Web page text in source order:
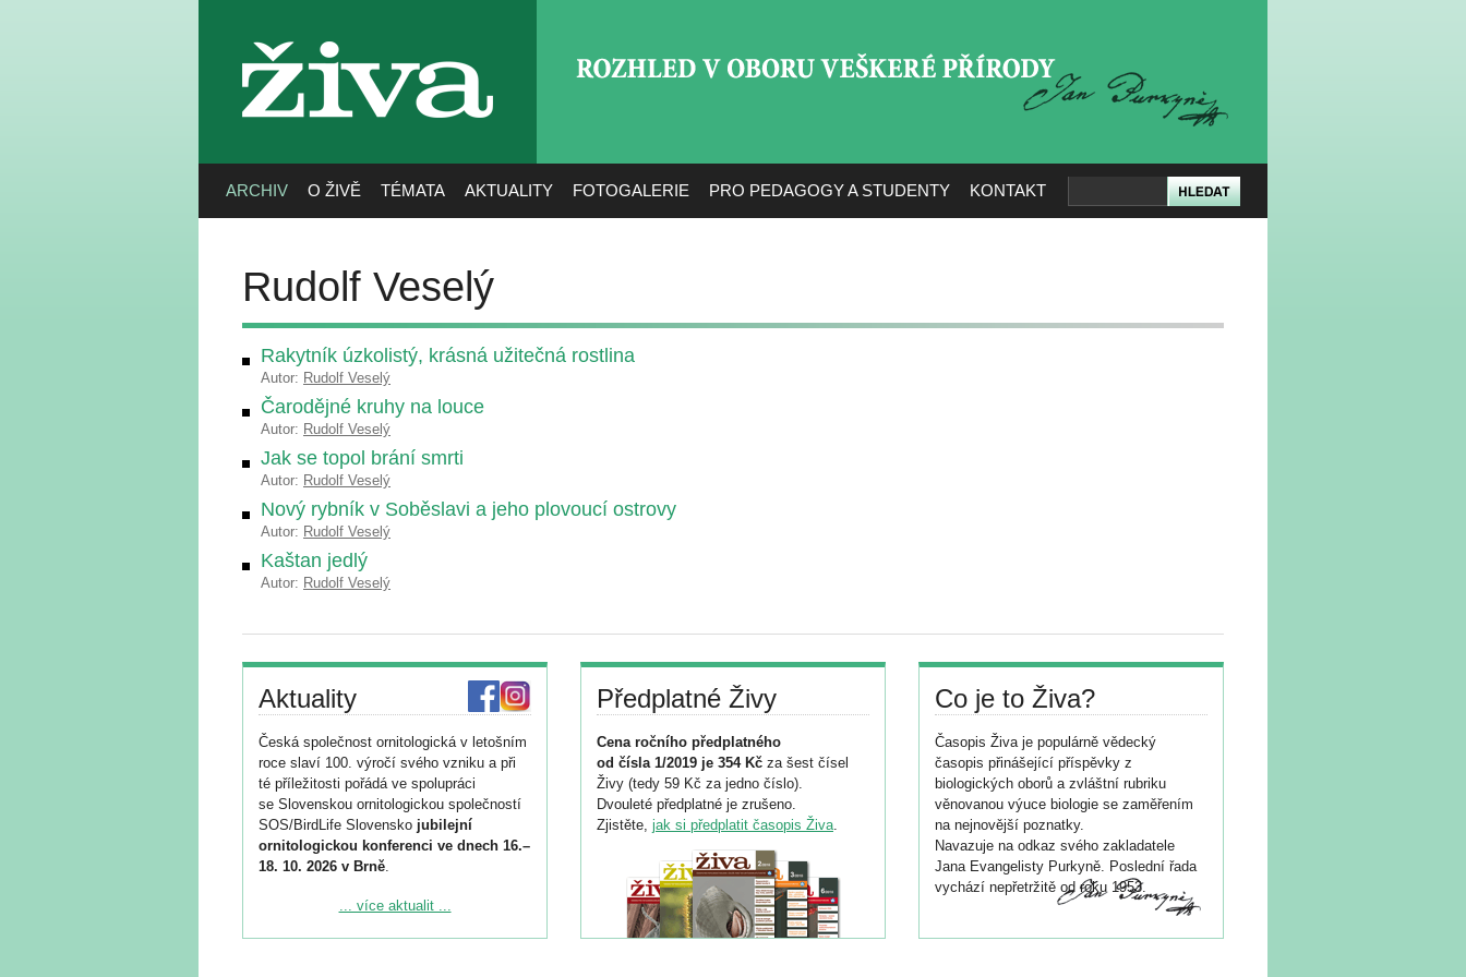
živa
ARCHIV O ŽIVĚ TÉMATA AKTUALITY FOTOGALERIE PRO PEDAGOGY A STUDENTY KONTAKT
Rudolf Veselý
Rakytník úzkolistý, krásná užitečná rostlina
Autor: Rudolf Veselý
Čarodějné kruhy na louce
Autor: Rudolf Veselý
Jak se topol brání smrti
Autor: Rudolf Veselý
Nový rybník v Soběslavi a jeho plovoucí ostrovy
Autor: Rudolf Veselý
Kaštan jedlý
Autor: Rudolf Veselý
Aktuality
Česká společnost ornitologická v letošním
roce slaví 100. výročí svého vzniku a při
té příležitosti pořádá ve spolupráci
se Slovenskou ornitologickou společností
SOS/BirdLife Slovensko jubilejní
ornitologickou konferenci ve dnech 16.–
18. 10. 2026 v Brně.
Podrobnější informace ke konferenci
... více aktualit ...
Předplatné Živy
Cena ročního předplatného
od čísla 1/2019 je 354 Kč za šest čísel
Živy (tedy 59 Kč za jedno číslo).
Dvouleté předplatné je zrušeno.
Zjistěte, jak si předplatit časopis Živa.
Co je to Živa?
Časopis Živa je populárně vědecký
časopis přinášející příspěvky z
biologických oborů a zvláštní rubriku
věnovanou výuce biologie se zaměřením
na nejnovější poznatky.
Navazuje na odkaz svého zakladatele
Jana Evangelisty Purkyně. Poslední řada
vychází nepřetržitě od roku 1953.